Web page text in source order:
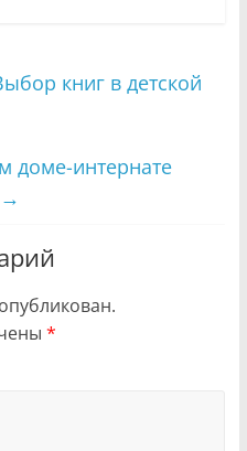
книг в детской
доме-интернате
→
*